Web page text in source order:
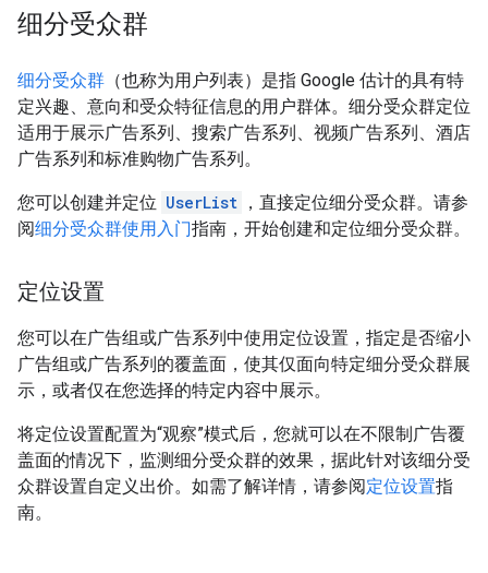
细分受众群
细分受众群 （也称为用户列表）是指 Google 估计的具有特
定兴趣、意向和受众特征信息的用户群体。细分受众群定位
适用于展示广告系列、搜索广告系列、视频广告系列、酒店
广告系列和标准购物广告系列。
您可以创建并定位 UserList ，直接定位细分受众群。请参
阅细分受众群使用入门指南，开始创建和定位细分受众群。
定位设置
您可以在广告组或广告系列中使用定位设置，指定是否缩小
广告组或广告系列的覆盖面，使其仅面向特定细分受众群展
示，或者仅在您选择的特定内容中展示。
将定位设置配置为“观察”模式后，您就可以在不限制广告覆
盖面的情况下，监测细分受众群的效果，据此针对该细分受
众群设置自定义出价。如需了解详情，请参阅定位设置指
南。